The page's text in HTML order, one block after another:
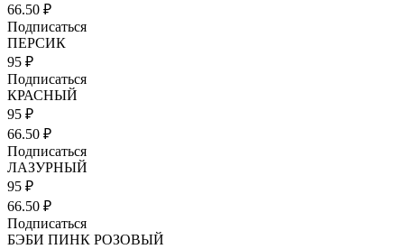
66.50 ₽
Подписаться
ПЕРСИК
95 ₽
Подписаться
КРАСНЫЙ
95 ₽
66.50 ₽
Подписаться
ЛАЗУРНЫЙ
95 ₽
66.50 ₽
Подписаться
БЭБИ ПИНК РОЗОВЫЙ